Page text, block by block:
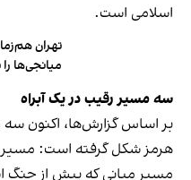
اسلامی است.
تهران
میانجی‌ها
سه مسیر رقیب در یک آبراه
بر اساس گزارش‌ها، اکنون سه
هرمز شکل گرفته است: مسیر
مسیر میانی که پیش از